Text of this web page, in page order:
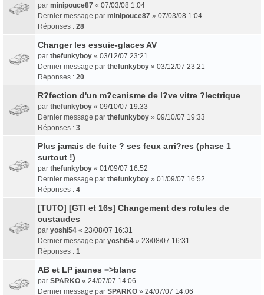
par minipouce87 « 07/03/08 1:04
Dernier message par minipouce87 » 07/03/08 1:04
Réponses : 28
Changer les essuie-glaces AV
par thefunkyboy « 03/12/07 23:21
Dernier message par thefunkyboy » 03/12/07 23:21
Réponses : 20
R?fection d'un m?canisme de l?ve vitre ?lectrique
par thefunkyboy « 09/10/07 19:33
Dernier message par thefunkyboy » 09/10/07 19:33
Réponses : 3
Plus jamais de fuite ? ses feux arri?res (phase 1
surtout !)
par thefunkyboy « 01/09/07 16:52
Dernier message par thefunkyboy » 01/09/07 16:52
Réponses : 4
[TUTO] [GTI et 16s] Changement des rotules de
custaudes
par yoshi54 « 23/08/07 16:31
Dernier message par yoshi54 » 23/08/07 16:31
Réponses : 1
AB et LP jaunes =>blanc
par SPARKO « 24/07/07 14:06
Dernier message par SPARKO » 24/07/07 14:06